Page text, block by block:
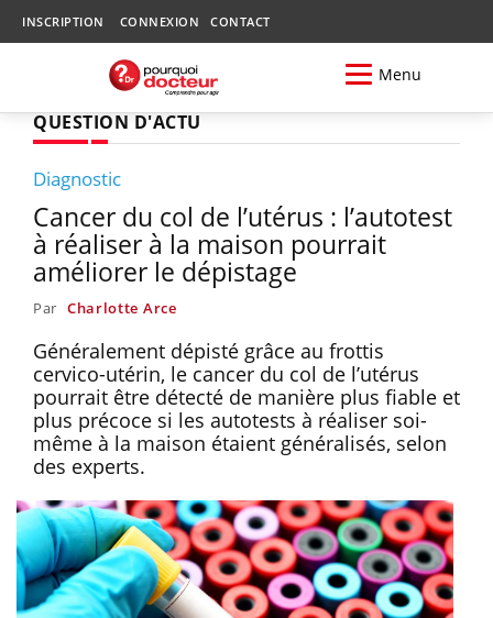
INSCRIPTION CONNEXION CONTACT
Menu
QUESTION D'ACTU
Diagnostic
Cancer du col de l’utérus : l’autotest
à réaliser à la maison pourrait
améliorer le dépistage
Par Charlotte Arce
Généralement dépisté grâce au frottis
cervico-utérin, le cancer du col de l’utérus
pourrait être détecté de manière plus fiable et
plus précoce si les autotests à réaliser soi-
même à la maison étaient généralisés, selon
des experts.